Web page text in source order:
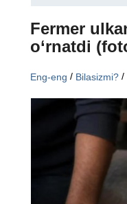
Fermer
o‘rnatdi
Eng-eng / Bilasizmi? /